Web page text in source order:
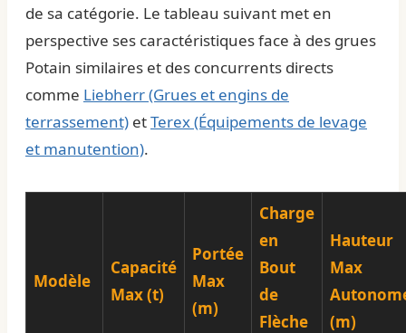
de sa catégorie. Le tableau suivant met en
perspective ses caractéristiques face à des grues
Potain similaires et des concurrents directs
comme Liebherr (Grues et engins de
terrassement) etTerex (Équipements de levage
et manutention).
Modèle
Capacité
Max (t)
Portée
Max
(m)
Charge
en
Bout
de
Flèche
Hauteur
Max
(m)